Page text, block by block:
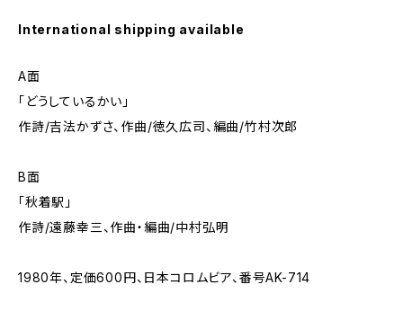
International shipping available
A面
「どうしているかい」
作詩/吉法かずさ、作曲/徳久広司、編曲/竹村次郎
B面
「秋着駅」
作詩/遠藤幸三、作曲・編曲/中村弘明
1980年、定価600円、日本コロムビア、番号AK-714